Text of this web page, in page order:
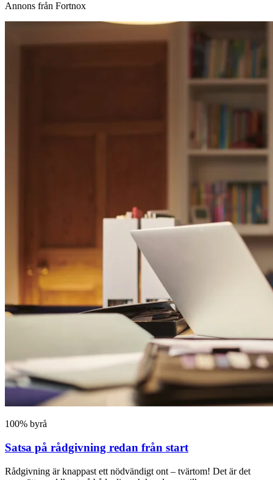
Annons från Fortnox
100% byrå
Satsa på rådgivning redan från start
Rådgivning är knappast ett nödvändigt ont – tvärtom! Det är det